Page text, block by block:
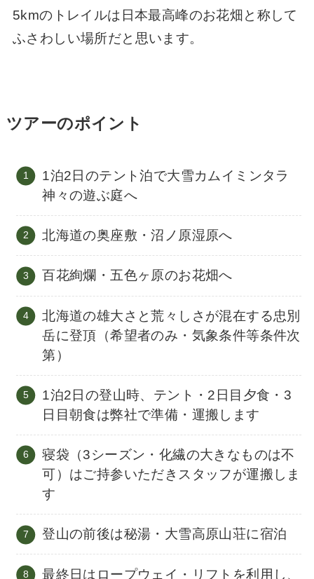
5kmのトレイルは日本最高峰のお花畑と称して
ふさわしい場所だと思います。
ツアーのポイント
1泊2日のテント泊で大雪カムイミンタラ
神々の遊ぶ庭へ
北海道の奥座敷・沼ノ原湿原へ
百花絢爛・五色ヶ原のお花畑へ
北海道の雄大さと荒々しさが混在する忠別
岳に登頂（希望者のみ・気象条件等条件次
第）
1泊2日の登山時、テント・2日目夕食・3
日目朝食は弊社で準備・運搬します
寝袋（3シーズン・化繊の大きなものは不
可）はご持参いただきスタッフが運搬しま
す
登山の前後は秘湯・大雪高原山荘に宿泊
最終日はロープウェイ・リフトを利用し、